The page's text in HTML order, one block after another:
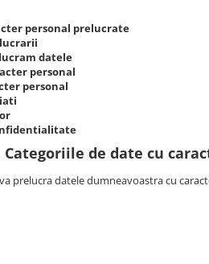
personal prelucrate
datele
personal
personal
Categoriile de date cu
prelucra datele dumneavoastra cu